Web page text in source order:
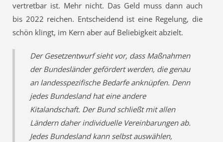
vertretbar ist. Mehr nicht. Das Geld muss dann auch
bis 2022 reichen. Entscheidend ist eine Regelung, die
schön klingt, im Kern aber auf Beliebigkeit abzielt.
Der Gesetzentwurf sieht vor, dass Maßnahmen
der Bundesländer gefördert werden, die genau
an landesspezifische Bedarfe anknüpfen. Denn
jedes Bundesland hat eine andere
Kitalandschaft. Der Bund schließt mit allen
Ländern daher individuelle Vereinbarungen ab.
Jedes Bundesland kann selbst auswählen,